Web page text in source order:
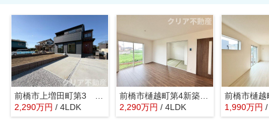
前橋市上増田町第3 1号棟
2,290万円 / 4LDK
前橋市樋越町第4新築6号棟 リビング横和室付き！
2,290万円 / 4LDK 1,990万円